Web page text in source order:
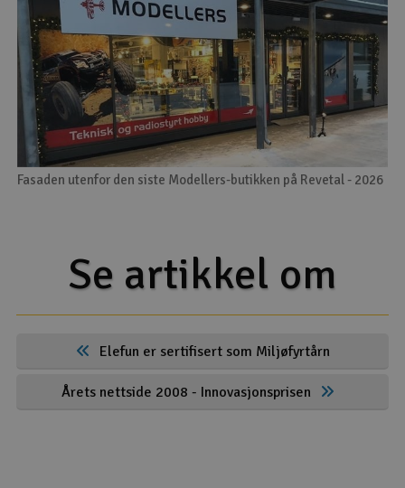
Fasaden utenfor den siste Modellers-butikken på Revetal - 2026
Se artikkel om
Elefun er sertifisert som Miljøfyrtårn
Årets nettside 2008 - Innovasjonsprisen